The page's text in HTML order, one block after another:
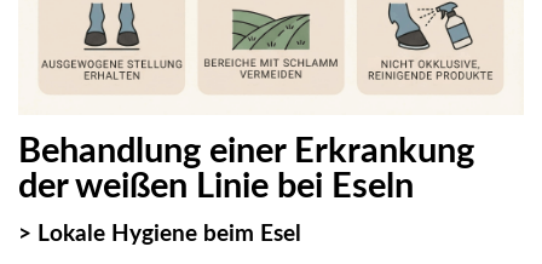
Behandlung einer Erkrankung
der weißen Linie bei Eseln
> Lokale Hygiene beim Esel